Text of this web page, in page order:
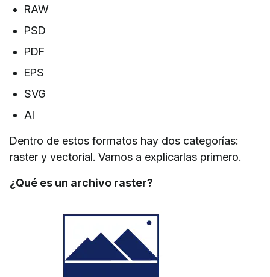
RAW
PSD
PDF
EPS
SVG
AI
Dentro de estos formatos hay dos categorías:
raster y vectorial. Vamos a explicarlas primero.
¿Qué es un archivo raster?